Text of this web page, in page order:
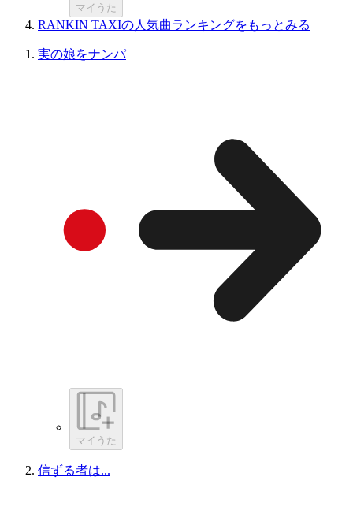
マイうた
RANKIN TAXIの人気曲ランキングをもっとみる
実の娘をナンパ
マイうた
信ずる者は...